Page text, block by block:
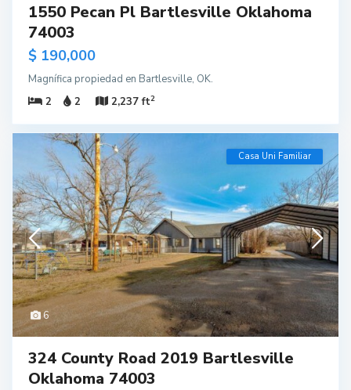
1550 Pecan Pl Bartlesville Oklahoma
74003
$ 190,000
Magnífica propiedad en Bartlesville, OK.
2
2 2,237 ft2
6
Casa Uni Familiar
324 County Road 2019 Bartlesville
Oklahoma 74003